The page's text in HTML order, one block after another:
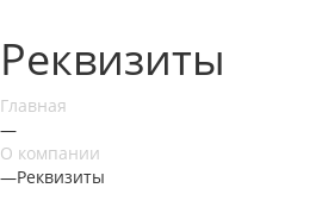
Реквизиты
Главная
—
О компании
—Реквизиты